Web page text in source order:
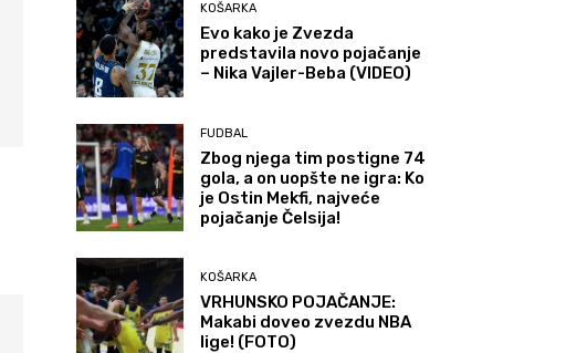
KOŠARKA
Evo kako je Zvezda
predstavila novo pojačanje
– Nika Vajler-Beba (VIDEO)
FUDBAL
Zbog njega tim postigne 74
gola, a on uopšte ne igra: Ko
je Ostin Mekfi, najveće
pojačanje Čelsija!
KOŠARKA
VRHUNSKO POJAČANJE:
Makabi doveo zvezdu NBA
lige! (FOTO)